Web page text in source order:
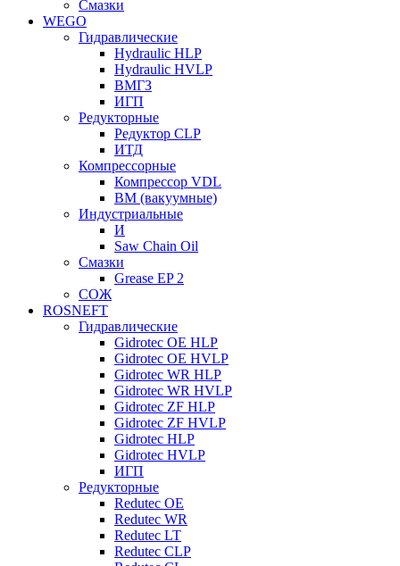
Смазки
WEGO
Гидравлические
Hydraulic HLP
Hydraulic HVLP
ВМГЗ
ИГП
Редукторные
Редуктор CLP
ИТД
Компрессорные
Компрессор VDL
ВМ (вакуумные)
Индустриальные
И
Saw Chain Oil
Смазки
Grease EP 2
СОЖ
ROSNEFT
Гидравлические
Gidrotec OE HLP
Gidrotec OE HVLP
Gidrotec WR HLP
Gidrotec WR HVLP
Gidrotec ZF HLP
Gidrotec ZF HVLP
Gidrotec HLP
Gidrotec HVLP
ИГП
Редукторные
Redutec OE
Redutec WR
Redutec LT
Redutec CLP